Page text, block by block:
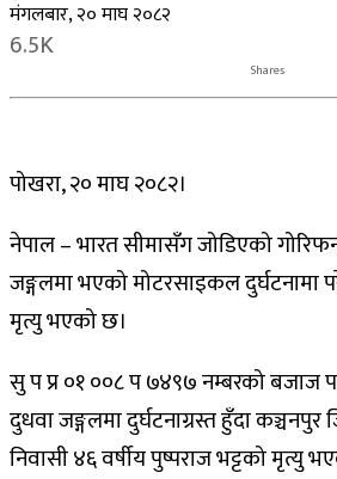
मंगलबार, २० माघ २०८२
6.5K
Shares
पोखरा, २० माघ २०८२।
नेपाल – भारत सीमासँग जोडिएको
जङ्गलमा भएको मोटरसाइकल दुर्घटनामा
मृत्यु भएको छ।
सु प प्र ०१ ००८ प ७४९७ नम्बरको
दुधवा जङ्गलमा दुर्घटनाग्रस्त हुँदा कञ्चनपुर
निवासी ४६ वर्षीय पुष्पराज भट्टको मृत्यु